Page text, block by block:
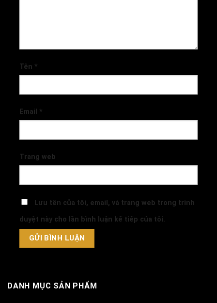
DANH MỤC SẢN PHẨM
Tên *
Email *
Trang web
Lưu tên của tôi, email, và trang web trong trình
duyệt này cho lần bình luận kế tiếp của tôi.